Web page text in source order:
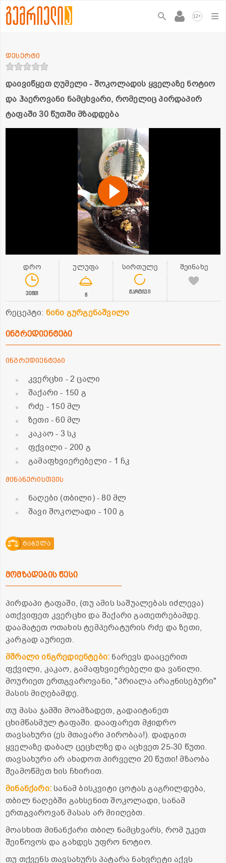
12+
დაივიწყეთ ღუმელი - შოკოლადის ყველაზე ნოტიო
და ჰაეროვანი ნამცხვარი, რომელიც პირდაპირ
ტაფაში 30 წუთში მზადდება
დესერტი
დრო
30წთ
ულუფა
8
სირთულე
მარტივი
შეინახე
რეცეპტი: ნინი გურგენაშვილი
ინგრედიენტები
ინგრედიენტები
კვერცხი - 2 ცალი
შაქარი- 150 გ
რძე - 150 მლ
ზეთი - 60 მლ
კაკაო- 3 სკ
ფქვილი- 200 გ
გამაფხვიერებელი- 1 ჩკ
მინანქრისთვის
ნაღები (თბილი)- 80 მლ
შავი შოკოლადი - 100 გ
ტაბულა
მომზადების წესი
პირდაპი ტაფაში, (თუ ამის საშუალებას იძლევა)
ათქვიფეთ კვერცხი და შაქარი გათეთრებამდე.
დაამატეთ ოთახის ტემპერატურის რძე და ზეთი,
კარგად აურიეთ.
მშრალი ინგრედიენტები: ნარევს დააცერით
ფქვილი, კაკაო, გამაფხვიერებელი და ვანილი.
მოურიეთ ერთგვაროვანი, "პრიალა არაჟნისებური"
მასის მიღებამდე.
თუ მასა ჯამში მოამზადეთ, გადაიტანეთ
ცხიმწასმულ ტაფაში. დააფარეთ მჭიდრო
თავსახური (ეს მთავარი პირობაა!). დადგით
ყველაზე დაბალ ცეცხლზე და აცხვეთ 25-30 წუთი.
თავსახური არ ახადოთ პირველი 20 წუთი! მზაობა
შეამოწმეთ ხის ჩხირით.
მინანქარი: სანამ ბისკვიტი ცოტას გაგრილდება,
თბილ ნაღებში გახსენით შოკოლადი, სანამ
ერთგვაროვან მასას არ მიიღებთ.
მოასხით მინანქარი თბილ ნამცხვარს, რომ უკეთ
შეიწოვოს და გახდეს უფრო ნოტიო.
თუ თქვენს თავსახურს პატარა ნახვრეტი აქვს